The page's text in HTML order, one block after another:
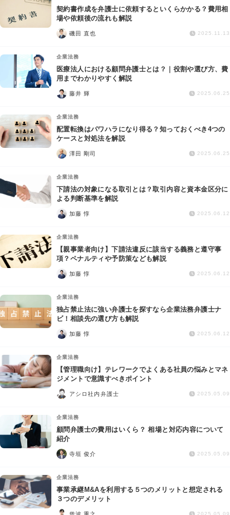
労働問題
債権回収
IT・ネット
資金調達
企業法務
契約書作成を弁護士に依頼するといくらかかる？費用相
場や依頼後の流れも解説
磯田 直也 2025.11.13
企業法務
医療法人における顧問弁護士とは？｜役割や選び方、費
用までわかりやすく解説
藤井 輝 2025.06.25
企業法務
配置転換はパワハラになり得る？知っておくべき4つの
ケースと対処法を解説
澤田 剛司 2025.06.25
企業法務
下請法の対象になる取引とは？取引内容と資本金区分に
よる判断基準を解説
加藤 惇 2025.06.12
企業法務
【親事業者向け】下請法違反に該当する義務と遵守事
項？ペナルティや予防策なども解説
加藤 惇 2025.06.12
企業法務
独占禁止法に強い弁護士を探すなら企業法務弁護士ナ
ビ！相談先の選び方も解説
加藤 惇 2025.06.12
企業法務
【管理職向け】テレワークでよくある社員の悩みとマネ
ジメントで意識すべきポイント
アシロ社内弁護士 2025.05.09
企業法務
顧問弁護士の費用はいくら？ 相場と対応内容について
紹介
寺垣 俊介 2025.05.09
企業法務
事業承継M&Aを利用する５つのメリットと想定される
３つのデメリット
曾波 重之 2025.05.09